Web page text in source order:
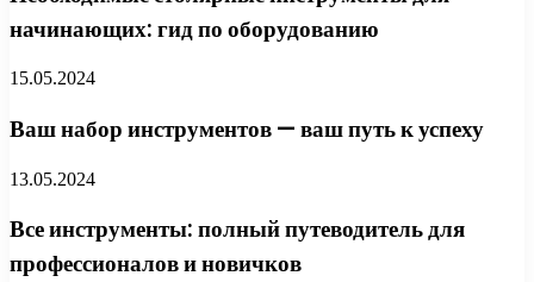
начинающих: гид по оборудованию
15.05.2024
Ваш набор инструментов — ваш путь к успеху
13.05.2024
Все инструменты: полный путеводитель для
профессионалов и новичков